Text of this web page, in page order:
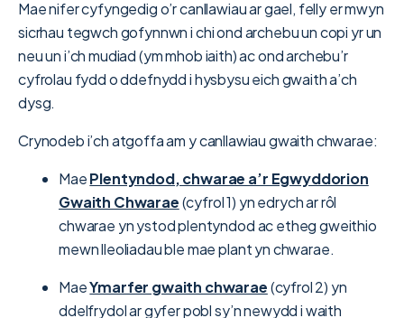
Mae nifer cyfyngedig o’r canllawiau ar gael, felly er mwyn
sicrhau tegwch gofynnwn i chi ond archebu un copi yr un
neu un i’ch mudiad (ym mhob iaith) ac ond archebu’r
cyfrolau fydd o ddefnydd i hysbysu eich gwaith a’ch
dysg.
Crynodeb i’ch atgoffa am y canllawiau gwaith chwarae:
MaePlentyndod, chwarae a’r Egwyddorion
Gwaith Chwarae(cyfrol 1) yn edrych ar rôl
chwarae yn ystod plentyndod ac etheg gweithio
mewn lleoliadau ble mae plant yn chwarae.
MaeYmarfer gwaith chwarae(cyfrol 2) yn
ddelfrydol ar gyfer pobl sy’n newydd i waith